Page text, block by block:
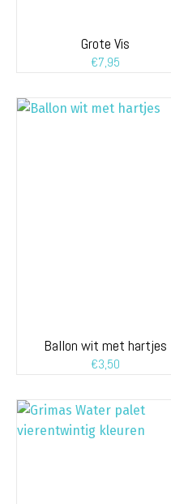
Grote Vis
€7,95
Ballon wit met hartjes
€3,50